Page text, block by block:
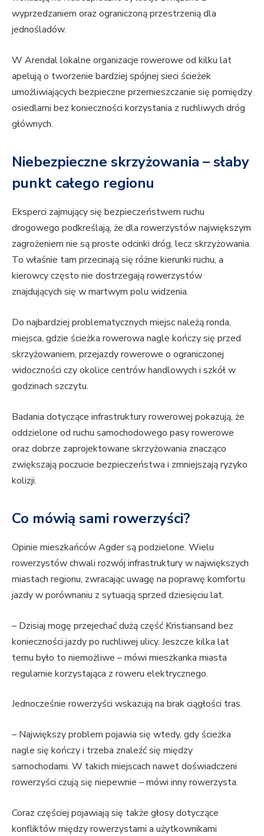
wyprzedzaniem oraz ograniczoną przestrzenią dla
jednośladów.
W Arendal lokalne organizacje rowerowe od kilku lat
apelują o tworzenie bardziej spójnej sieci ścieżek
umożliwiających bezpieczne przemieszczanie się pomiędzy
osiedlami bez konieczności korzystania z ruchliwych dróg
głównych.
Niebezpieczne skrzyżowania – słaby
punkt całego regionu
Eksperci zajmujący się bezpieczeństwem ruchu
drogowego podkreślają, że dla rowerzystów największym
zagrożeniem nie są proste odcinki dróg, lecz skrzyżowania.
To właśnie tam przecinają się różne kierunki ruchu, a
kierowcy często nie dostrzegają rowerzystów
znajdujących się w martwym polu widzenia.
Do najbardziej problematycznych miejsc należą ronda,
miejsca, gdzie ścieżka rowerowa nagle kończy się przed
skrzyżowaniem, przejazdy rowerowe o ograniczonej
widoczności czy okolice centrów handlowych i szkół w
godzinach szczytu.
Badania dotyczące infrastruktury rowerowej pokazują, że
oddzielone od ruchu samochodowego pasy rowerowe
oraz dobrze zaprojektowane skrzyżowania znacząco
zwiększają poczucie bezpieczeństwa i zmniejszają ryzyko
kolizji.
Co mówią sami rowerzyści?
Opinie mieszkańców Agder są podzielone. Wielu
rowerzystów chwali rozwój infrastruktury w największych
miastach regionu, zwracając uwagę na poprawę komfortu
jazdy w porównaniu z sytuacją sprzed dziesięciu lat.
– Dzisiaj mogę przejechać dużą część Kristiansand bez
konieczności jazdy po ruchliwej ulicy. Jeszcze kilka lat
temu było to niemożliwe – mówi mieszkanka miasta
regularnie korzystająca z roweru elektrycznego.
Jednocześnie rowerzyści wskazują na brak ciągłości tras.
– Największy problem pojawia się wtedy, gdy ścieżka
nagle się kończy i trzeba znaleźć się między
samochodami. W takich miejscach nawet doświadczeni
rowerzyści czują się niepewnie – mówi inny rowerzysta.
Coraz częściej pojawiają się także głosy dotyczące
konfliktów między rowerzystami a użytkownikami